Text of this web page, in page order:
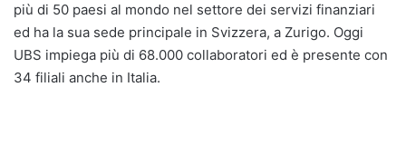
più di 50 paesi al mondo nel settore dei servizi finanziari
ed ha la sua sede principale in Svizzera, a Zurigo. Oggi
UBS impiega più di 68.000 collaboratori ed è presente con
34 filiali anche in Italia.